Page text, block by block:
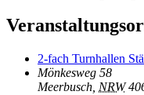
2-fach Turnhallen
Mönkesweg 58
Meerbusch NRW